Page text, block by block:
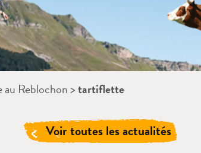
Reblochon>tartiflette
Voir toutes les actualités